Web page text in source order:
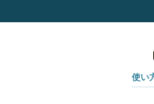
使い